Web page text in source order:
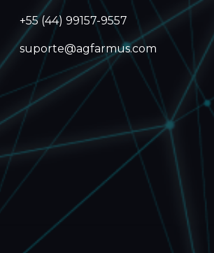
+55 (44) 99157-9557
suporte@agfarmus.com